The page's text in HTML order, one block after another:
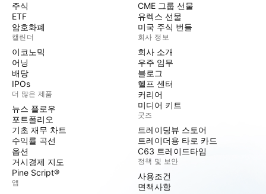
주식
ETF
암호화폐
캘린더
이코노믹
어닝
배당
IPOs
더 많은 제품
뉴스 플로우
포트폴리오
기초 재무 차트
수익률 곡선
옵션
거시경제 지도
Pine Script®
앱
CME 그룹 선물
유렉스 선물
미국 주식 번들
회사 정보
회사 소개
우주 임무
블로그
헬프 센터
커리어
미디어 키트
굿즈
트레이딩뷰 스토어
트레이더용 타로 카드
C63 트레이드타임
정책 및 보안
사용조건
면책사항